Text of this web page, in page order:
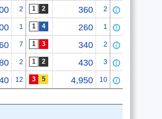
2 360 2
1 260 1
7 340 2
2 430 3
12 4,950 10